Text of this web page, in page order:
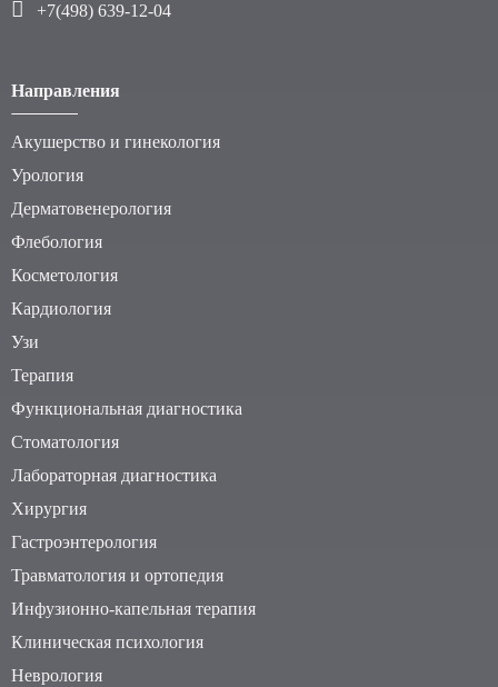
+7(498) 639-12-04
Направления
Акушерство и гинекология
Урология
Дерматовенерология
Флебология
Косметология
Кардиология
Узи
Терапия
Функциональная диагностика
Стоматология
Лабораторная диагностика
Хирургия
Гастроэнтерология
Травматология и ортопедия
Инфузионно-капельная терапия
Клиническая психология
Неврология